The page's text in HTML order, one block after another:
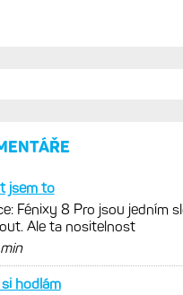
s motorem Bosch
mohou propojit s
ale jen s Edge